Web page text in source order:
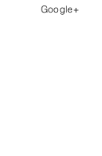
中でござGoogle+